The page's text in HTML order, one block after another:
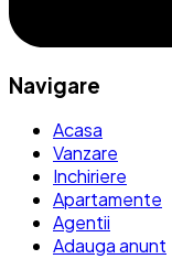
Navigare
Acasa
Vanzare
Inchiriere
Apartamente
Agentii
Adauga anunt